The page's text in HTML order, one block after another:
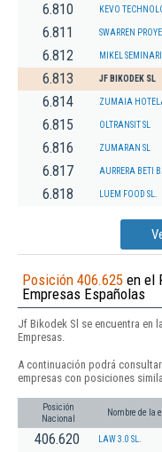
6.810 KEVO
6.811 SWARREN
6.812 MIKEL
6.813 JF BIKODEK SL
6.814 ZUMAIA
6.815 OLTRANSIT SL
6.816 ZUMARAN SL
6.817 AURRERA BETI
6.818 LUEM FOOD SL.
Posición 406.625 en el
Empresas Españolas
Jf Bikodek Sl se encuentra en
Empresas.
A continuación podrá
empresas con posiciones
Posición
Nacional
Nombre de la
406.620 LAW 3.0 SL.